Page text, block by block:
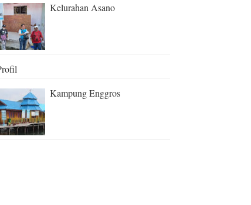
Kelurahan Asano
Kampung Enggros